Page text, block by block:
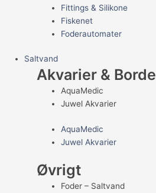
Fittings & Silikone
Fiskenet
Foderautomater
Saltvand
Akvarier & Borde
AquaMedic
Juwel Akvarier
AquaMedic
Juwel Akvarier
Øvrigt
Foder – Saltvand